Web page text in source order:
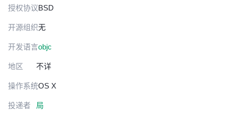
授权协议BSD
开源组织无
开发语言objc
地区 不详
操作系统OS X
投递者 局